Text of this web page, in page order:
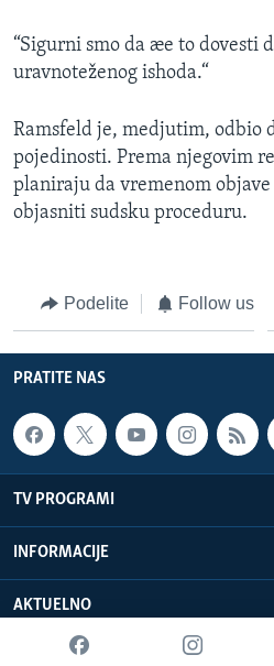
“Sigurni smo da æe to dovesti
uravnoteženog ishoda.“
Ramsfeld je, medjutim, odbio
pojedinosti. Prema njegovim
planiraju da vremenom
objasniti sudsku proceduru.
Podelite Follow us
PRATITE NAS
TV PROGRAMI
INFORMACIJE
AKTUELNO